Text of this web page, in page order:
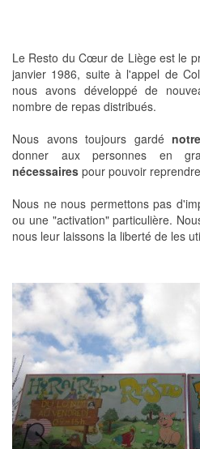
Le Resto du Cœur de Liège est le
janvier 1986, suite à l'appel de
nous avons développé de
nombre de repas distribués.
Nous avons toujours gardé
donner aux personnes en
nécessaires pour pouvoir
Nous ne nous permettons pas
ou une "activation" particulière.
nous leur laissons la liberté de les